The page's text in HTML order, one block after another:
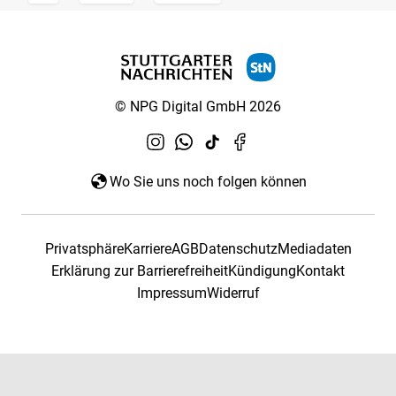
© NPG Digital GmbH 2026
Wo Sie uns noch folgen können
PrivatsphäreKarriereAGBDatenschutzMediadaten
Erklärung zur BarrierefreiheitKündigungKontakt
ImpressumWiderruf